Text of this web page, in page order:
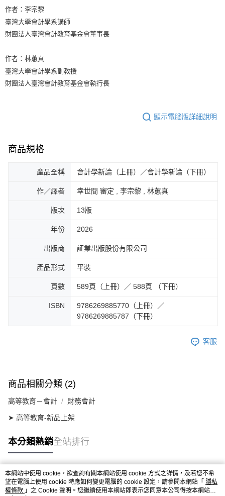
作者：李宗黎
臺灣大學會計學系講師
財團法人臺灣會計教育基金會董事長
作者：林蕙真
臺灣大學會計學系副教授
財團法人臺灣會計教育基金會執行長
顯示電腦版詳細說明
商品規格
產品全稱 會計學新論（上冊）／會計學新論（下冊）
作／譯者 幸世間 審定 , 李宗黎 , 林蕙真
版次 13版
年份 2026
出版商 証業出版股份有限公司
產品形式 平裝
頁數 589頁（上冊）／ 588頁 （下冊）
ISBN
9786269885770（上冊）／
9786269885787（下冊）
客服
商品相關分類 (2)
高等教育－會計 財務會計
➤ 高等教育-新品上架
本分類熱銷全站排行
熱門標籤
本網站中使用 cookie，欲查詢有關本網站使用 cookie 方式之詳情，及若您不希
望在電腦上使用 cookie 時應如何變更電腦的 cookie 設定，請參閱本網站「 隱私
權條款 」之 Cookie 聲明。您繼續使用本網站即表示您同意本公司得按本網站使